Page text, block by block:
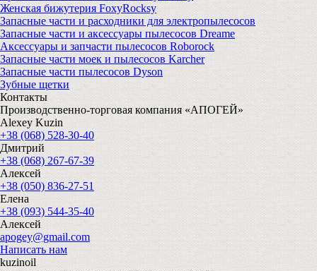
Женская бижутерия FoxyRocksy
Запасные части и расходники для электропылесосов
Запасные части и аксессуары пылесосов Dreame
Аксессуары и запчасти пылесосов Roborock
Запасные части моек и пылесосов Karcher
Запасные части пылесосов Dyson
Зубные щетки
Контакты
Производственно-торговая компания «АПОГЕЙ»
Alexey Kuzin
+38 (068) 528-30-40
Дмитрий
+38 (068) 267-67-39
Алексей
+38 (050) 836-27-51
Елена
+38 (093) 544-35-40
Алексей
apogey@gmail.com
Написать нам
kuzinoil